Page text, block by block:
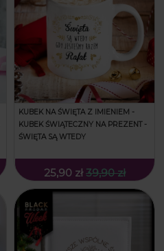
KUBEK NA ŚWIĘTA Z IMIENIEM -
KUBEK ŚWIĄTECZNY NA PREZENT -
ŚWIĘTA SĄ WTEDY
25,90 zł 39,90 zł